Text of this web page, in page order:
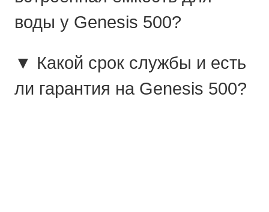
воды у Genesis 500?
▼ Какой срок службы и есть
ли гарантия на Genesis 500?